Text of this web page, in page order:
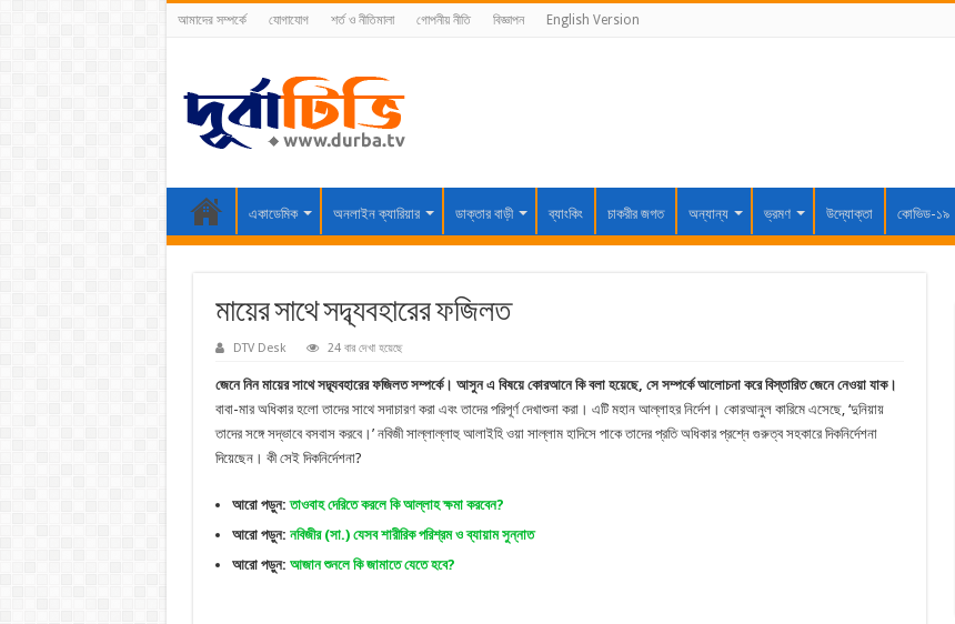
আমাদের সম্পর্কে যোগাযোগ শর্ত ও নীতিমালা গোপনীয় নীতি বিজ্ঞাপন English Version
একাডেমিক অনলাইন ক্যারিয়ার ডাক্তার বাড়ী ব্যাংকিং চাকরীর জগত অন্যান্য ভ্রমণ উদ্যোক্তা কোভিড-১৯
মায়ের সাথে সদ্ব্যবহারের ফজিলত
DTV Desk 24 বার দেখা হয়েছে
জেনে নিন মায়ের সাথে সদ্ব্যবহারের ফজিলত সম্পর্কে। আসুন এ বিষয়ে কোরআনে কি বলা হয়েছে, সে সম্পর্কে আলোচনা করে বিস্তারিত জেনে নেওয়া যাক।
বাবা-মার অধিকার হলো তাদের সাথে সদাচারণ করা এবং তাদের পরিপূর্ণ দেখাশুনা করা। এটি মহান আল্লাহর নির্দেশ। কোরআনুল কারিমে এসেছে, ‘দুনিয়ায়
তাদের সঙ্গে সদ্ভাবে বসবাস করবে।’ নবিজী সাল্লাল্লাহু আলাইহি ওয়া সাল্লাম হাদিসে পাকে তাদের প্রতি অধিকার প্রশ্নে গুরুত্ব সহকারে দিকনির্দেশনা
দিয়েছেন। কী সেই দিকনির্দেশনা?
আরো পড়ুন:তাওবাহ দেরিতে করলে কি আল্লাহ ক্ষমা করবেন?
আরো পড়ুন: নবিজীর (সা.) যেসব শারীরিক পরিশ্রম ও ব্যায়াম সুন্নাত
আরো পড়ুন: আজান শুনলে কি জামাতে যেতে হবে?